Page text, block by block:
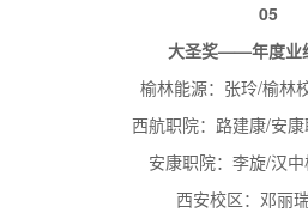
05
大圣奖——年度业
榆林能源：张玲/榆林
西航职院：路建康/安
安康职院：李旋/汉
西安校区：邓丽